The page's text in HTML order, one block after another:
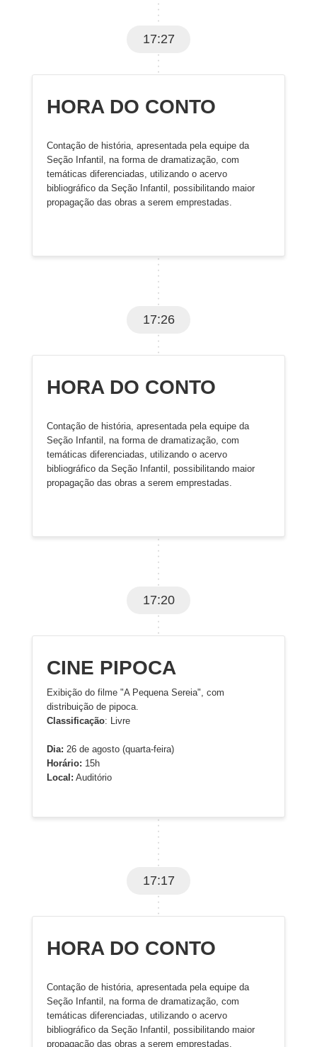
17:27
HORA DO CONTO
Contação de história, apresentada pela equipe da
Seção Infantil, na forma de dramatização, com
temáticas diferenciadas, utilizando o acervo
bibliográfico da Seção Infantil, possibilitando maior
propagação das obras a serem emprestadas.
17:26
HORA DO CONTO
Contação de história, apresentada pela equipe da
Seção Infantil, na forma de dramatização, com
temáticas diferenciadas, utilizando o acervo
bibliográfico da Seção Infantil, possibilitando maior
propagação das obras a serem emprestadas.
17:20
CINE PIPOCA
Exibição do filme "A Pequena Sereia", com
distribuição de pipoca.
Classificação: Livre
Dia: 26 de agosto (quarta-feira)
Horário: 15h
Local: Auditório
17:17
HORA DO CONTO
Contação de história, apresentada pela equipe da
Seção Infantil, na forma de dramatização, com
temáticas diferenciadas, utilizando o acervo
bibliográfico da Seção Infantil, possibilitando maior
propagação das obras a serem emprestadas.